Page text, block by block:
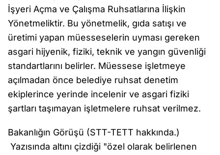
İşyeri Açma ve Çalışma Ruhsatlarına İlişkin
Yönetmeliktir. Bu yönetmelik, gıda satışı ve
üretimi yapan müesseselerin uyması gereken
asgari hijyenik, fiziki, teknik ve yangın güvenliği
standartlarını belirler. Müessese işletmeye
açılmadan önce belediye ruhsat denetim
ekiplerince yerinde incelenir ve asgari fiziki
şartları taşımayan işletmelere ruhsat verilmez.
Bakanlığın Görüşü (STT-TETT hakkında.)
Yazısında altını çizdiği "özel olarak belirlenen